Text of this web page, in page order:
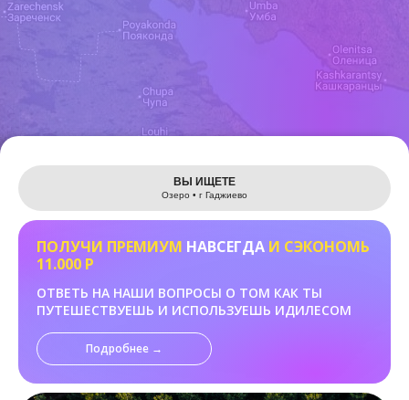
Leaflet
ВЫ ИЩЕТЕ
Озеро • г Гаджиево
ПОЛУЧИ ПРЕМИУМ НАВСЕГДА И СЭКОНОМЬ
11.000 Р
ОТВЕТЬ НА НАШИ ВОПРОСЫ О ТОМ КАК ТЫ
ПУТЕШЕСТВУЕШЬ И ИСПОЛЬЗУЕШЬ ИДИЛЕСОМ
Подробнее →